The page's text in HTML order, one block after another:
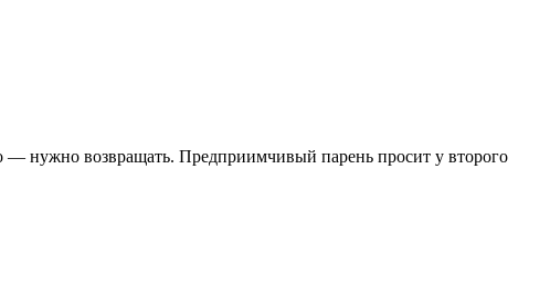
— нужно возвращать. Предприимчивый парень просит у второго